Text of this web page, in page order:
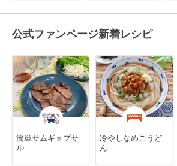
公式ファンページ新着レシピ
簡単サムギョプサ
ル
冷やしなめこうど
ん